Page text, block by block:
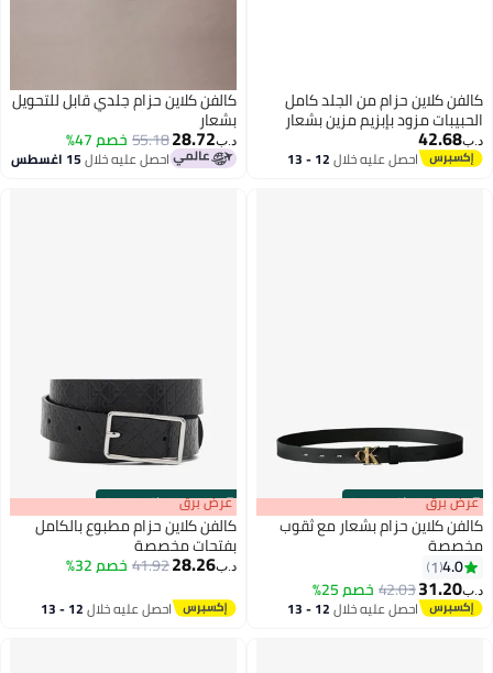
كالفن كلاين حزام من الجلد كامل
الحبيبات مزود بإبزيم مزين بشعار
د.ب‏42.68
احصل عليه خلال 12 - 13
كالفن كلاين حزام جلدي قابل للتحويل
بشعار
د.ب‏28.72
55.18خصم 47%
احصل عليه خلال15 اغسطس
00m:00s
·باقي 100% عرض برق
كالفن كلاين حزام بشعار مع ثقوب
مخصصة
4.0
1
د.ب‏31.20
42.03خصم 25%
احصل عليه خلال 12 - 13
00m:00s
·باقي 100% عرض برق
كالفن كلاين حزام مطبوع بالكامل
بفتحات مخصصة
د.ب‏28.26
41.92خصم 32%
احصل عليه خلال 12 - 13